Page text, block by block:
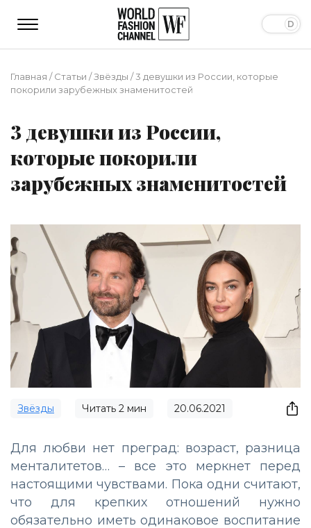
Главная /Статьи /Звёзды /3 девушки из России, которые
покорили зарубежных знаменитостей
3 девушки из России,
которые покорили
зарубежных знаменитостей
Звёзды Читать 2 мин 20.06.2021
Для любви нет преград: возраст, разница
менталитетов… – все это меркнет перед
настоящими чувствами. Пока одни считают,
что для крепких отношений нужно
обязательно иметь одинаковое воспитание